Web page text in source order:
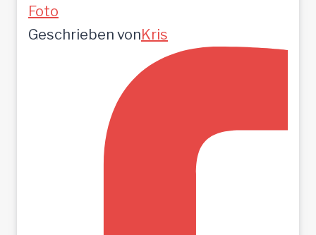
Geschrieben vonKris